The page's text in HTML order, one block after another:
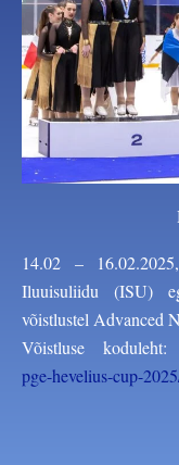
14.02 –
Iluuisuliidu (ISU)
võistlustel Advanced
Võistluse koduleht:
pge-hevelius-cup-